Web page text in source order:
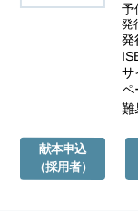
予
発
発
サ
ペ
難
献本申込
（採用者）